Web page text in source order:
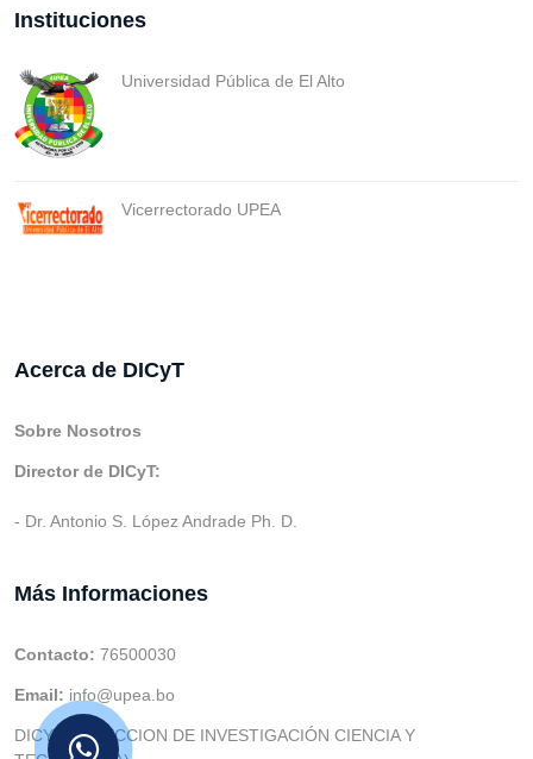
Instituciones
Universidad Pública de El Alto
Vicerrectorado UPEA
Acerca de DICyT
Sobre Nosotros
Director de DICyT:
- Dr. Antonio S. López Andrade Ph. D.
Más Informaciones
Contacto: 76500030
Email: info@upea.bo
DICYT (DIRECCION DE INVESTIGACIÓN CIENCIA Y